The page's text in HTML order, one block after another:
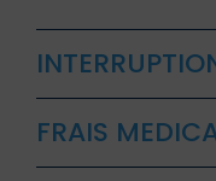
FRAIS